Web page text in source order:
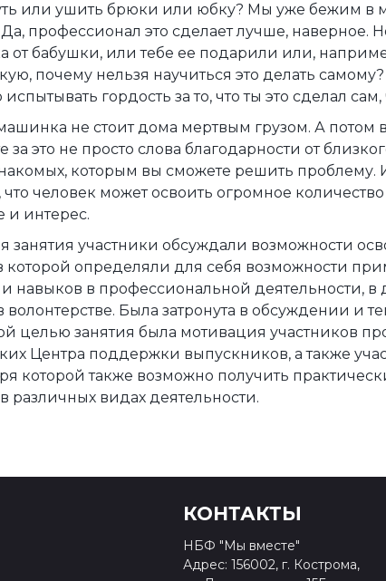
или ушить брюки или юбку? Мы уже бежим в
профессионал это сделает лучше, наверное.
от бабушки, или тебе ее подарили или,
почему нельзя научиться это делать
гордость за то, что ты это сделал
не стоит дома мертвым грузом. А потом
за это не просто слова благодарности от
которым вы сможете решить проблему.
что человек может освоить огромное
и интерес.
занятия участники обсуждали возможности
которой определяли для себя возможности
навыков в профессиональной деятельности,
волонтерстве. Была затронута в обсуждении и
целью занятия была мотивация участников
Центра поддержки выпускников, а также
которой также возможно получить
различных видах деятельности.
КОНТАКТЫ
НБФ "Мы вместе"
Адрес: 156002, г. Кострома,